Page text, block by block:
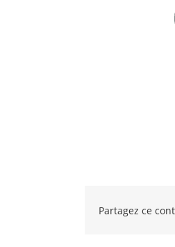
Partagez ce